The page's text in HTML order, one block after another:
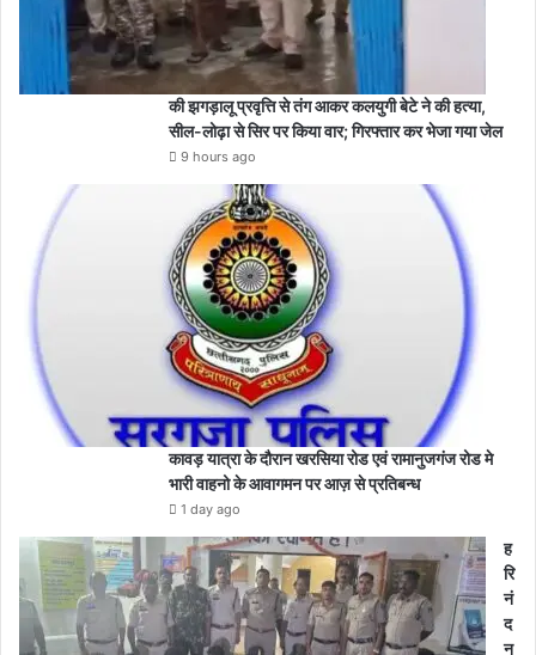
की झगड़ालू प्रवृत्ति से तंग आकर कलयुगी बेटे ने की हत्या,
सील-लोढ़ा से सिर पर किया वार; गिरफ्तार कर भेजा गया जेल
9 hours ago
कावड़ यात्रा के दौरान खरसिया रोड एवं रामानुजगंज रोड मे
भारी वाहनो के आवागमन पर आज़ से प्रतिबन्ध
1 day ago
ह
रि
नं
द
न